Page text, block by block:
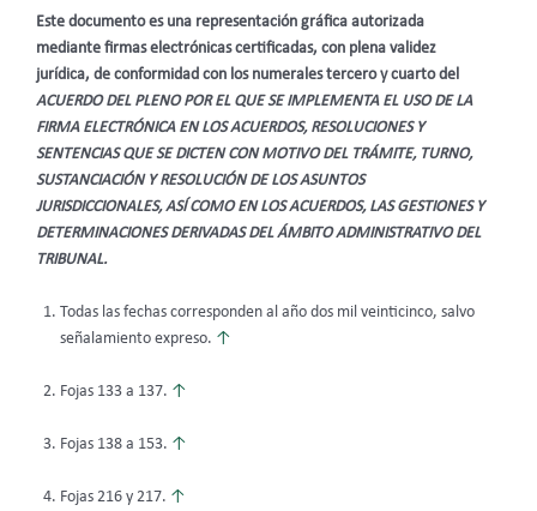
Este documento es una representación gráfica autorizada
mediante firmas electrónicas certificadas, con plena validez
jurídica, de conformidad con los numerales tercero y cuarto del
ACUERDO DEL PLENO POR EL QUE SE IMPLEMENTA EL USO DE LA
FIRMA ELECTRÓNICA EN LOS ACUERDOS, RESOLUCIONES Y
SENTENCIAS QUE SE DICTEN CON MOTIVO DEL TRÁMITE, TURNO,
SUSTANCIACIÓN Y RESOLUCIÓN DE LOS ASUNTOS
JURISDICCIONALES, ASÍ COMO EN LOS ACUERDOS, LAS GESTIONES Y
DETERMINACIONES DERIVADAS DEL ÁMBITO ADMINISTRATIVO DEL
TRIBUNAL.
Todas las fechas corresponden al año dos mil veinticinco, salvo
señalamiento expreso. ↑
Fojas 133 a 137. ↑
Fojas 138 a 153. ↑
Fojas 216 y 217. ↑